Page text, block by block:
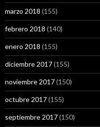
marzo 2018 (155)
febrero 2018 (140)
enero 2018 (155)
diciembre 2017(155)
noviembre 2017(150)
octubre 2017(155)
septiembre 2017(150)